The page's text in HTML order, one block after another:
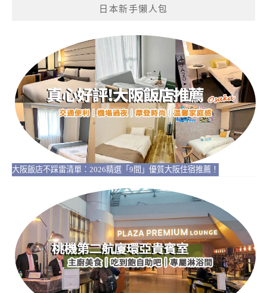
日本新手懶人包
大阪飯店不踩雷清單：2026精選「9間」優質大阪住宿推薦！